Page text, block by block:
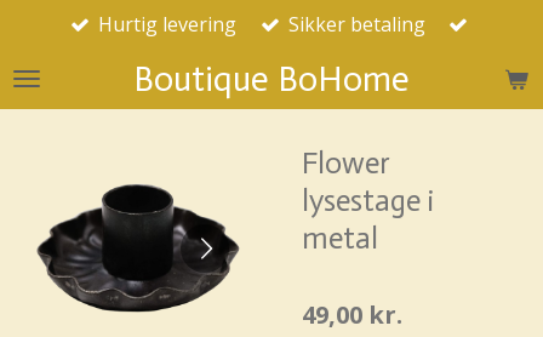
Spring
hovedindhold Boutique BoHome
Hurtig levering Sikker betaling
Flower
lysestage i
metal
49,00 kr.